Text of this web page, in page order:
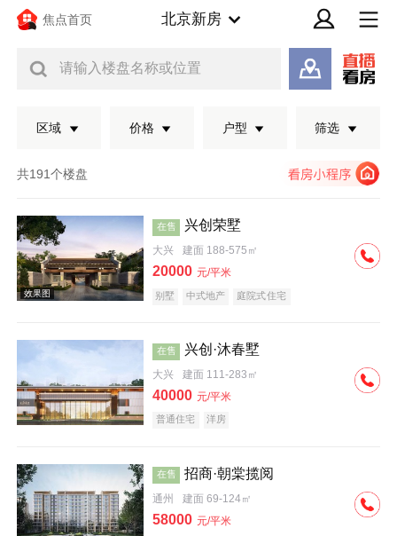
焦点首页 北京新房
请输入楼盘名称或位置
区域 价格 户型 筛选
共191个楼盘
效果图
在售 兴创荣墅
大兴 建面 188-575㎡
20000 元/平米
别墅 中式地产 庭院式住宅
在售 兴创·沐春墅
大兴 建面 111-283㎡
40000 元/平米
普通住宅 洋房
在售 招商·朝棠揽阅
通州 建面 69-124㎡
58000 元/平米